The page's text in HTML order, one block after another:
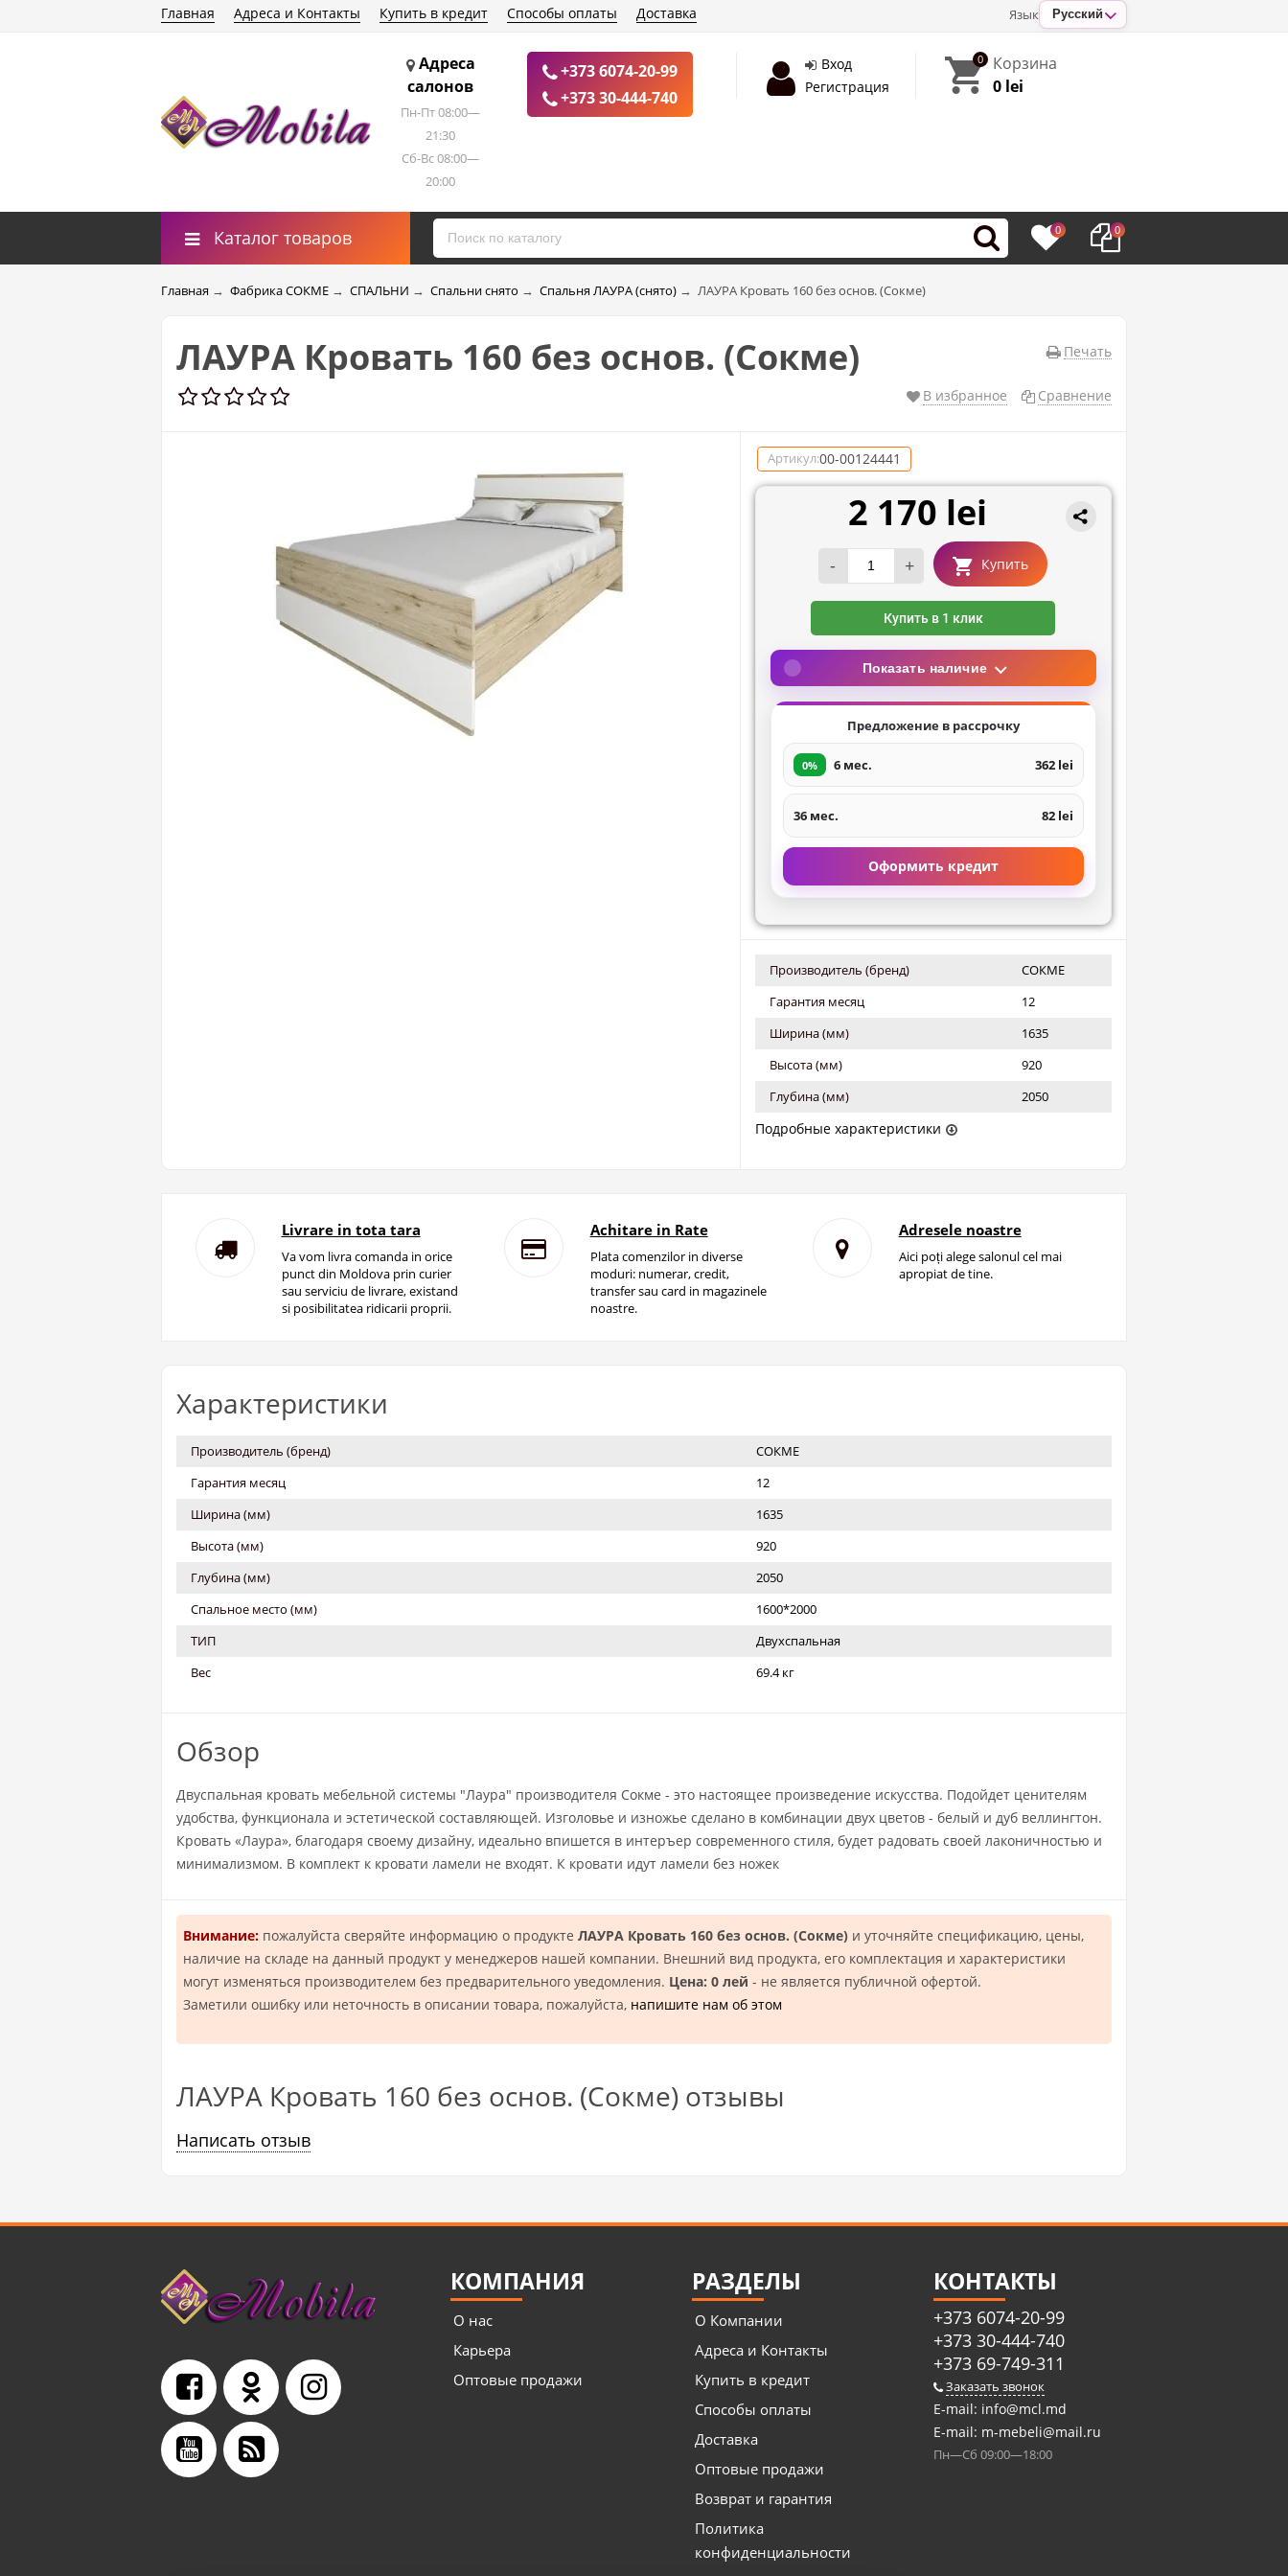
Язык Русский
Главная Адреса и Контакты Купить в кредит Способы оплаты Доставка
Адреса
салонов
Пн-Пт 08:00—
21:30
Сб-Вс 08:00—
20:00
+373 6074-20-99
+373 30-444-740
Вход
Регистрация
0
Корзина
0 lei
Каталог товаров 0 0
Главная → Фабрика СОКМЕ → СПАЛЬНИ → Спальни снято → Спальня ЛАУРА (снято) → ЛАУРА Кровать 160 без основ. (Сокме)
Печать
ЛАУРА Кровать 160 без основ. (Сокме)
В избранное Сравнение
Артикул:00-00124441
2 170 lei
- + Купить
Купить в 1 клик
Показать наличие
Предложение в рассрочку
0% 6 мес. 362 lei
36 мес. 82 lei
Оформить кредит
Производитель (бренд)
СОКМЕ
Гарантия месяц
12
Ширина (мм)
1635
Высота (мм)
920
Глубина (мм)
2050
Подробные характеристики
Livrare in tota tara
Va vom livra comanda in orice
punct din Moldova prin curier
sau serviciu de livrare, existand
si posibilitatea ridicarii proprii.
Achitare in Rate
Plata comenzilor in diverse
moduri: numerar, credit,
transfer sau card in magazinele
noastre.
Adresele noastre
Aici poți alege salonul cel mai
apropiat de tine.
Характеристики
Производитель (бренд)
СОКМЕ
Гарантия месяц
12
Ширина (мм)
1635
Высота (мм)
920
Глубина (мм)
2050
Спальное место (мм)
1600*2000
ТИП
Двухспальная
Вес
69.4 кг
Обзор
Двуспальная кровать мебельной системы "Лаура" производителя Сокме - это настоящее произведение искусства. Подойдет ценителям
удобства, функционала и эстетической составляющей. Изголовье и изножье сделано в комбинации двух цветов - белый и дуб веллингтон.
Кровать «Лаура», благодаря своему дизайну, идеально впишется в интеръер современного стиля, будет радовать своей лаконичностью и
минимализмом. В комплект к кровати ламели не входят. К кровати идут ламели без ножек
Внимание: пожалуйста сверяйте информацию о продукте ЛАУРА Кровать 160 без основ. (Сокме) и уточняйте спецификацию, цены,
наличие на складе на данный продукт у менеджеров нашей компании. Внешний вид продукта, его комплектация и характеристики
могут изменяться производителем без предварительного уведомления. Цена: 0 лей - не является публичной офертой.
Заметили ошибку или неточность в описании товара, пожалуйста, напишите нам об этом
ЛАУРА Кровать 160 без основ. (Сокме) отзывы
Написать отзыв
КОМПАНИЯ
О нас
Карьера
Оптовые продажи
РАЗДЕЛЫ
О Компании
Адреса и Контакты
Купить в кредит
Способы оплаты
Доставка
Оптовые продажи
Возврат и гарантия
Политика
конфиденциальности
КОНТАКТЫ
+373 6074-20-99
+373 30-444-740
+373 69-749-311
Заказать звонок
E-mail: info@mcl.md
E-mail: m-mebeli@mail.ru
Пн—Сб 09:00—18:00